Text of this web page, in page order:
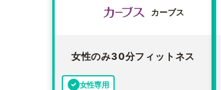
カーブス
女性のみ30分フィットネス
女性専用